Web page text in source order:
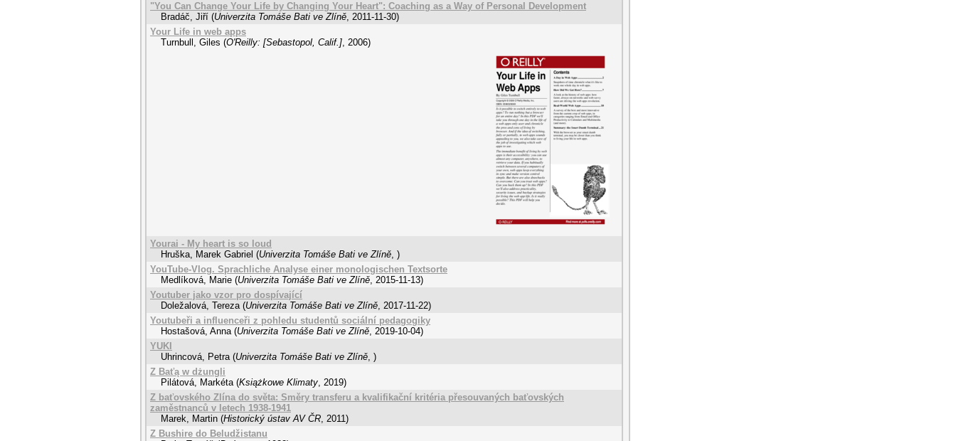
"You Can Change Your Life by Changing Your Heart": Coaching as a Way of Personal Development
Bradáč, Jiří (Univerzita Tomáše Bati ve Zlíně, 2011-11-30)
Your Life in web apps
Turnbull, Giles (O'Reilly: [Sebastopol, Calif.], 2006)
Yourai - My heart is so loud
Hruška, Marek Gabriel (Univerzita Tomáše Bati ve Zlíně, )
YouTube-Vlog. Sprachliche Analyse einer monologischen Textsorte
Medlíková, Marie (Univerzita Tomáše Bati ve Zlíně, 2015-11-13)
Youtuber jako vzor pro dospívající
Doležalová, Tereza (Univerzita Tomáše Bati ve Zlíně, 2017-11-22)
Youtubeři a influenceři z pohledu studentů sociální pedagogiky
Hostašová, Anna (Univerzita Tomáše Bati ve Zlíně, 2019-10-04)
YUKI
Uhrincová, Petra (Univerzita Tomáše Bati ve Zlíně, )
Z Baťą w dżungli
Pilátová, Markéta (Książkowe Klimaty, 2019)
Z baťovského Zlína do světa: Směry transferu a kvalifikační kritéria přesouvaných baťovských
zaměstnanců v letech 1938-1941
Marek, Martin (Historický ústav AV ČR, 2011)
Z Bushire do Beludžistanu